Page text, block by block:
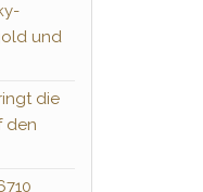
und
die
den